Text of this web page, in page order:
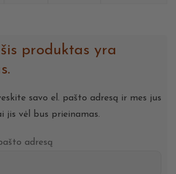
produktas yra
savo el. pašto adresą ir mes jus
jis vėl bus prieinamas.
adresą